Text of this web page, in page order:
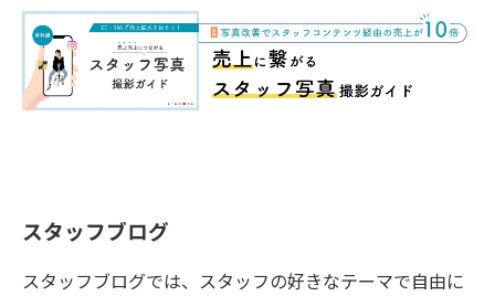
スタッフブログ
スタッフブログでは、スタッフの好きなテーマで自由に